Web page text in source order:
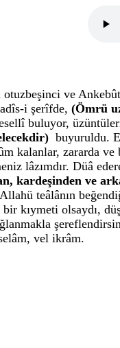
ve
i şerîfde, (Ömrü
buluyor,
buyuruldu.
kalanlar, zararda
lâzımdır. Düâ
kardeşinden ve
teâlânın
kıymeti olsaydı,
vel ikrâm.